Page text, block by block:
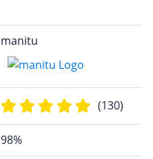
manitu
(130)
98%